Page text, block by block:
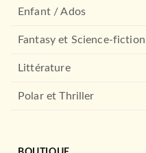
Enfant / Ados
Fantasy et Science-fiction
Littérature
Polar et Thriller